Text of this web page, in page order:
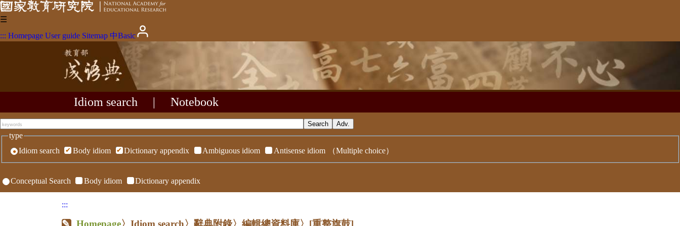
☰
::: Homepage User guide Sitemap 中Basic
Idiom search Notebook
type
Idiom search
Body idiom Dictionary appendix Ambiguous idiom Antisense idiom （Multiple choice）
Conceptual Search Body idiom Dictionary appendix
:::
Homepage〉Idiom search〉辭典附錄〉編輯總資料庫〉 [重整旗鼓]